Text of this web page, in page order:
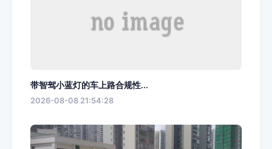
带智驾小蓝灯的车上路合规性...
2026-08-08 21:54:28